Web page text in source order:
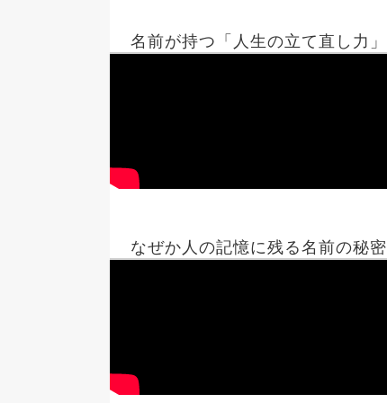
名前が持つ「人生の立て直し力」
なぜか人の記憶に残る名前の秘密